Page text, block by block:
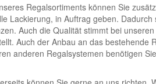
Regalsortiments können Sie
Lackierung, in Auftrag geben.
Auch die Qualität stimmt bei
Auch der Anbau an das bestehende
anderen Regalsystemen benötigen